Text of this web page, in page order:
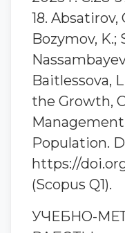
18. Absatirov,
Bozymov, K.;
Baitlessova,
the Growth,
Population.
https://
(Scopus Q1).
УЧЕБНО-